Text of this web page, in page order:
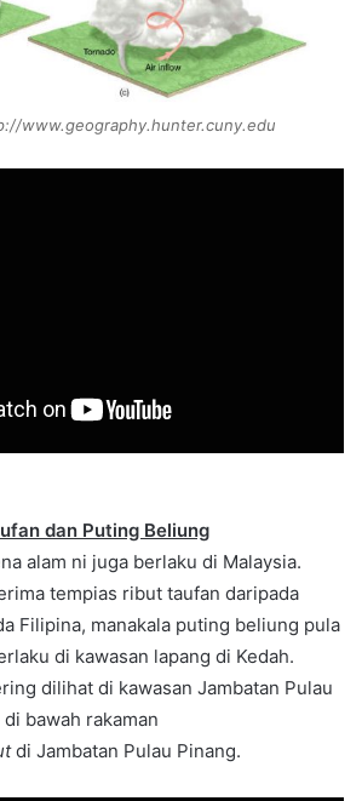
www.geography.hunter.cuny.edu
dan Puting Beliung
alam ni juga berlaku di Malaysia.
tempias ribut taufan daripada
Filipina, manakala puting beliung pula
di kawasan lapang di Kedah.
dilihat di kawasan Jambatan Pulau
bawah rakaman
di Jambatan Pulau Pinang.